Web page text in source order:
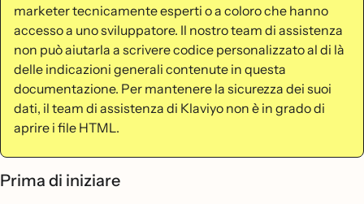
marketer tecnicamente esperti o a coloro che hanno
accesso a uno sviluppatore. Il nostro team di assistenza
non può aiutarla a scrivere codice personalizzato al di là
delle indicazioni generali contenute in questa
documentazione. Per mantenere la sicurezza dei suoi
dati, il team di assistenza di Klaviyo non è in grado di
aprire i file HTML.
Prima di iniziare